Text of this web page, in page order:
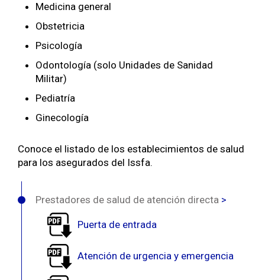
Medicina general
Obstetricia
Psicología
Odontología (solo Unidades de Sanidad
Militar)
Pediatría
Ginecología
Conoce el listado de los establecimientos de salud
para los asegurados del Issfa.
Prestadores de salud de atención directa >
Puerta de entrada
Atención de urgencia y emergencia